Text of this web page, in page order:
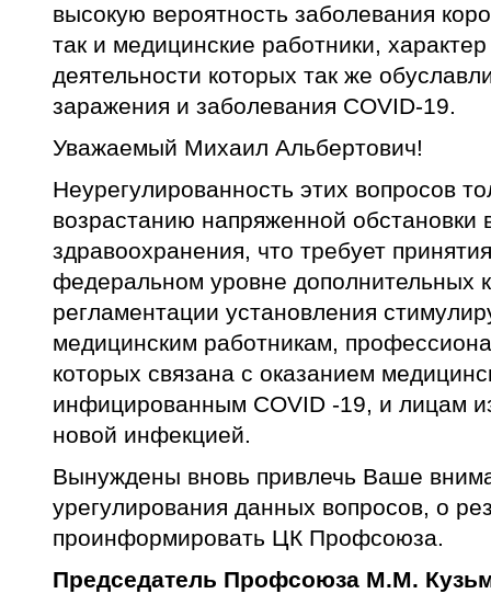
высокую вероятность заболевания
так и медицинские работники,
деятельности которых так же
заражения и заболевания COVID-19.
Уважаемый Михаил Альбертович!
Неурегулированность этих вопросов
возрастанию напряженной обстановки
здравоохранения, что требует
федеральном уровне дополнительных
регламентации установления
медицинским работникам,
которых связана с оказанием
инфицированным COVID -19, и лицам
новой инфекцией.
Вынуждены вновь привлечь Ваше
урегулирования данных вопросов, о
проинформировать ЦК Профсоюза.
Председатель Профсоюза М.М.